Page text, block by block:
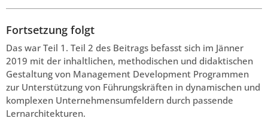
Fortsetzung folgt
Das war Teil 1. Teil 2 des Beitrags befasst sich im Jänner
2019 mit der inhaltlichen, methodischen und didaktischen
Gestaltung von Management Development Programmen
zur Unterstützung von Führungskräften in dynamischen und
komplexen Unternehmensumfeldern durch passende
Lernarchitekturen.